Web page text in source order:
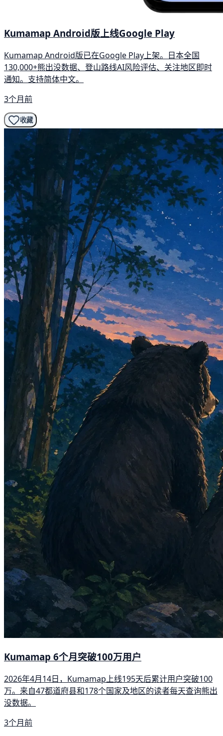
Kumamap Android版上线Google Play
Kumamap Android版已在Google Play上架。日本全国
130,000+熊出没数据、登山路线AI风险评估、关注地区即时
通知。支持简体中文。
3个月前
收藏
Kumamap 6个月突破100万用户
2026年4月14日，Kumamap上线195天后累计用户突破100
万。来自47都道府县和178个国家及地区的读者每天查询熊出
没数据。
3个月前